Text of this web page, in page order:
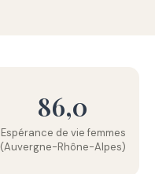
86,0
Espérance de vie femmes
(Auvergne-Rhône-Alpes)